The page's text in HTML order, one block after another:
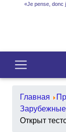
«Je pense, donc
Главная
Открыт